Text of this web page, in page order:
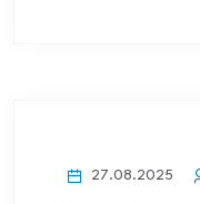
27.08.2025